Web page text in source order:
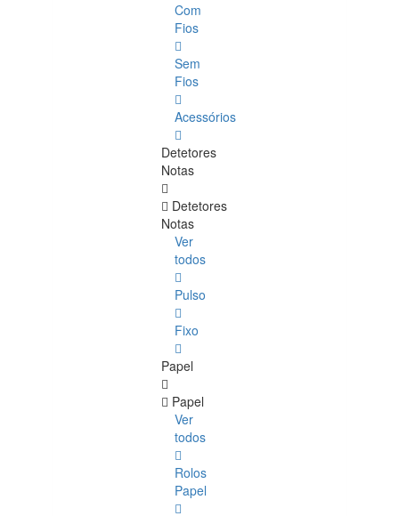
Com
Fios
Sem
Fios
Acessórios
Detetores
Notas
Detetores
Notas
Ver
todos
Pulso
Fixo
Papel
Papel
Ver
todos
Rolos
Papel